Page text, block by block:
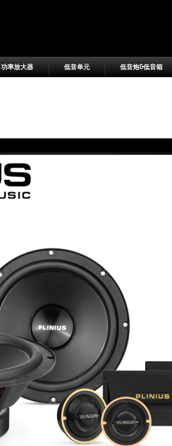
功率放大器 低音单元 低音炮&低音箱